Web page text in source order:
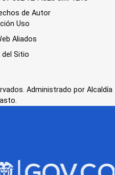
de Autor
Uso
Aliados
del Sitio
Administrado por Alcaldía